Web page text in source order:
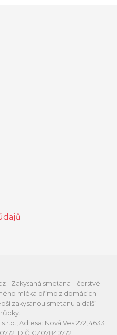
- Zakysaná smetana – čerstvé
mléka přímo z domácích
zakysanou smetanu a další
Adresa: Nová Ves 272, 46331
DIČ: CZ07840772